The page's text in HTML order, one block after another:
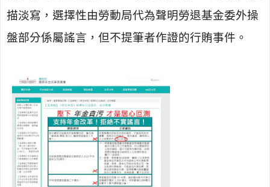
描淡寫，選擇性由勞動局代為聲明勞退基金委外操
盤部分係屬謠言，但不提筆者作證的行賄事件。